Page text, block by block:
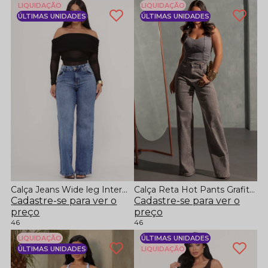
LIQUIDAÇÃO
ÚLTIMAS UNIDADES
Calça Jeans Wide leg Intermediária
Cadastre-se para ver o
preço
46
LIQUIDAÇÃO
ÚLTIMAS UNIDADES
Calça Reta Hot Pants Grafite Com Strass
Cadastre-se para ver o
preço
46
LIQUIDAÇÃO
ÚLTIMAS UNIDADES
ÚLTIMAS UNIDADES
LIQUIDAÇÃO